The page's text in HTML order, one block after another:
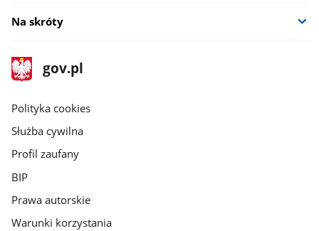
Na skróty
stopka
gov.pl
Strona
gov.pl
gov.pl
Polityka cookies
Służba cywilna
Profil zaufany
BIP
Prawa autorskie
Warunki korzystania